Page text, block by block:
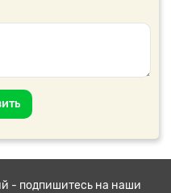
- подпишитесь на наши